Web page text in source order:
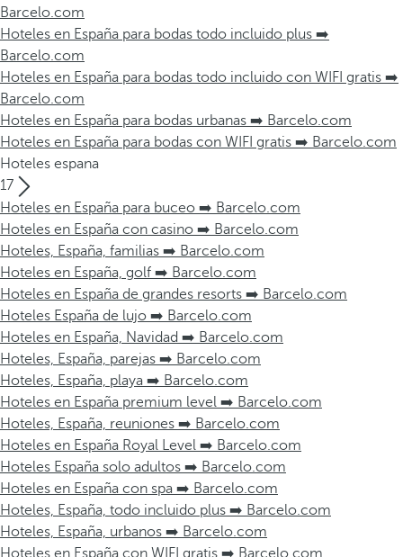
Barcelo.com
Hoteles en España para bodas todo incluido plus ➡️
Barcelo.com
Hoteles en España para bodas todo incluido con WIFI gratis ➡️
Barcelo.com
Hoteles en España para bodas urbanas ➡️ Barcelo.com
Hoteles en España para bodas con WIFI gratis ➡️ Barcelo.com
Hoteles espana
17
Hoteles en España para buceo ➡️ Barcelo.com
Hoteles en España con casino ➡️ Barcelo.com
Hoteles, España, familias ➡️ Barcelo.com
Hoteles en España, golf ➡️ Barcelo.com
Hoteles en España de grandes resorts ➡️ Barcelo.com
Hoteles España de lujo ➡️ Barcelo.com
Hoteles en España, Navidad ➡️ Barcelo.com
Hoteles, España, parejas ➡️ Barcelo.com
Hoteles, España, playa ➡️ Barcelo.com
Hoteles en España premium level ➡️ Barcelo.com
Hoteles, España, reuniones ➡️ Barcelo.com
Hoteles en España Royal Level ➡️ Barcelo.com
Hoteles España solo adultos ➡️ Barcelo.com
Hoteles en España con spa ➡️ Barcelo.com
Hoteles, España, todo incluido plus ➡️ Barcelo.com
Hoteles, España, urbanos ➡️ Barcelo.com
Hoteles en España con WIFI gratis ➡️ Barcelo.com